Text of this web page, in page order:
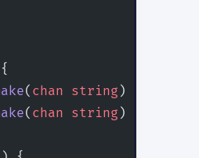
( chan string )
( chan string )